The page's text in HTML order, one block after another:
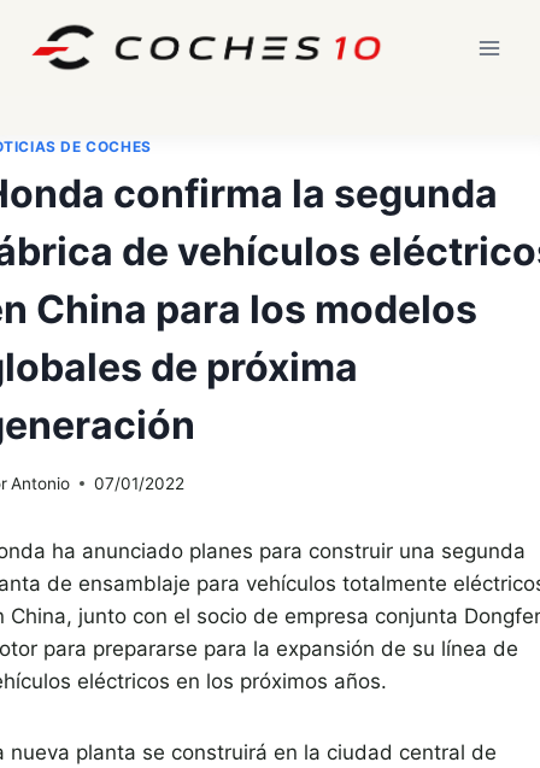
DE COCHES
confirma la segunda
de vehículos
China para los modelos
de próxima
Antonio 07/01/2022
ha anunciado planes para construir una segunda
de ensamblaje para vehículos totalmente
China, junto con el socio de empresa conjunta
para prepararse para la expansión de su línea de
eléctricos en los próximos años.
nueva planta se construirá en la ciudad central de